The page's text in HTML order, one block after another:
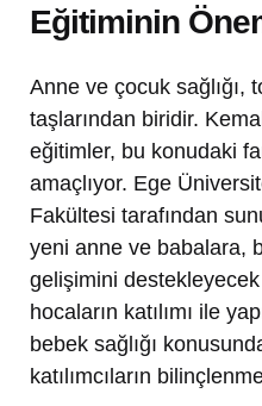
Eğitiminin
Anne ve çocuk sağlığı,
taşlarından biridir.
eğitimler, bu konudaki
amaçlıyor. Ege
Fakültesi tarafından
yeni anne ve babalara,
gelişimini
hocaların katılımı ile
bebek sağlığı
katılımcıların